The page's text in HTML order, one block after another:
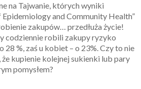
na Tajwanie, których wyniki
and Community Health”
zakupów… przedłuża życie!
codziennie robili zakupy ryzyko
28 %, zaś u kobiet – o 23%. Czy to nie
kupienie kolejnej sukienki lub pary
pomysłem?